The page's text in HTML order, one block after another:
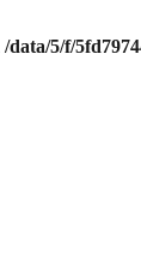
/data/5/f/